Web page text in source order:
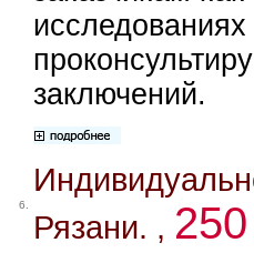
заключений.
6.
Рязани. ,